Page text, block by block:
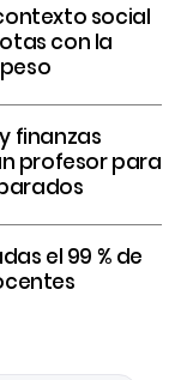
social
con la
finanzas
profesor para
el 99 % de